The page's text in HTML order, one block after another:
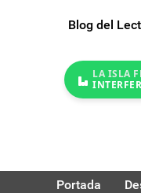
Blog del
LA ISLA
Portada